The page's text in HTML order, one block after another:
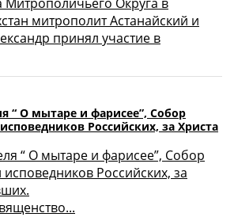
митрополит Астанайский и
принял участие в
“ О мытаре и фарисее”, Собор
Российских, за Христа
“ О мытаре и фарисее”, Собор
Российских, за